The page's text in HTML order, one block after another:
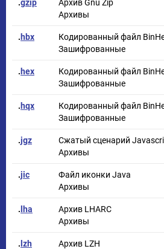
.gzip
Архив Gnu Zip
Архивы
.hbx
Кодированный файл
Зашифрованные
.hex
Кодированный файл
Зашифрованные
.hqx
Кодированный файл
Зашифрованные
.jgz
Сжатый сценарий
Архивы
.jic
Файл иконки Java
Архивы
. lha
Архив LHARC
Архивы
. lzh
Архив LZH